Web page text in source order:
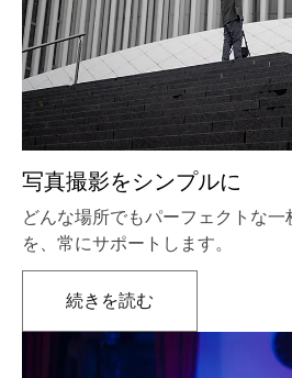
写真撮影をシンプルに
どんな場所でもパーフェクトな
を、常にサポートします。
続きを読む新しいタブで開きます